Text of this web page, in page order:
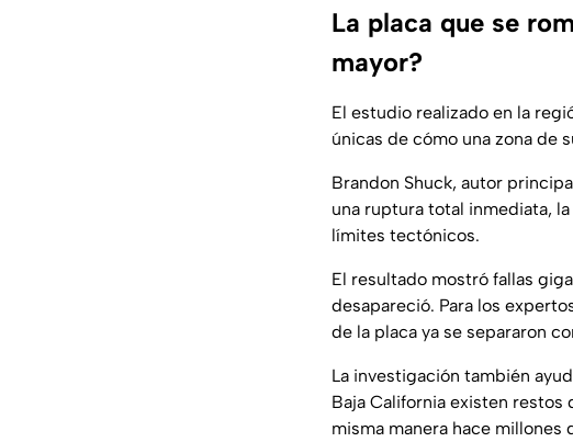
La placa que se
mayor?
El estudio realizado en la
únicas de cómo una zona de
Brandon Shuck, autor
una ruptura total inmediata,
límites tectónicos.
El resultado mostró fallas
desapareció. Para los
de la placa ya se separaron
La investigación también
Baja California existen
misma manera hace millones